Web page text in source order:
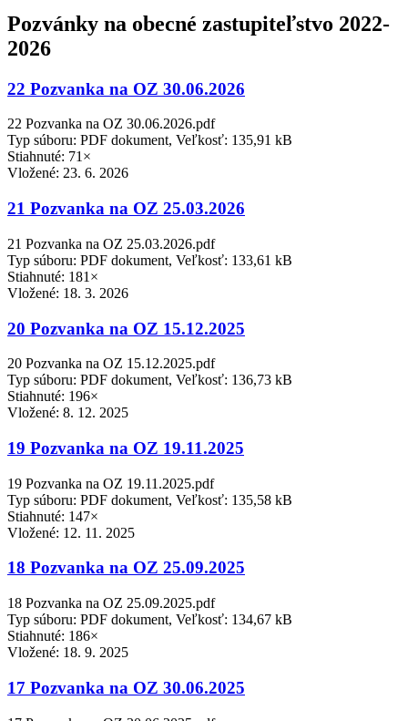
Pozvánky na obecné zastupiteľstvo 2022-
2026
22 Pozvanka na OZ 30.06.2026
22 Pozvanka na OZ 30.06.2026.pdf
Typ súboru: PDF dokument, Veľkosť: 135,91 kB
Stiahnuté: 71×
Vložené: 23. 6. 2026
21 Pozvanka na OZ 25.03.2026
21 Pozvanka na OZ 25.03.2026.pdf
Typ súboru: PDF dokument, Veľkosť: 133,61 kB
Stiahnuté: 181×
Vložené: 18. 3. 2026
20 Pozvanka na OZ 15.12.2025
20 Pozvanka na OZ 15.12.2025.pdf
Typ súboru: PDF dokument, Veľkosť: 136,73 kB
Stiahnuté: 196×
Vložené: 8. 12. 2025
19 Pozvanka na OZ 19.11.2025
19 Pozvanka na OZ 19.11.2025.pdf
Typ súboru: PDF dokument, Veľkosť: 135,58 kB
Stiahnuté: 147×
Vložené: 12. 11. 2025
18 Pozvanka na OZ 25.09.2025
18 Pozvanka na OZ 25.09.2025.pdf
Typ súboru: PDF dokument, Veľkosť: 134,67 kB
Stiahnuté: 186×
Vložené: 18. 9. 2025
17 Pozvanka na OZ 30.06.2025